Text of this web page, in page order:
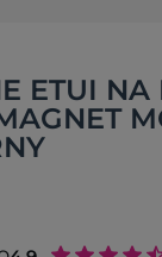
ETUI NA